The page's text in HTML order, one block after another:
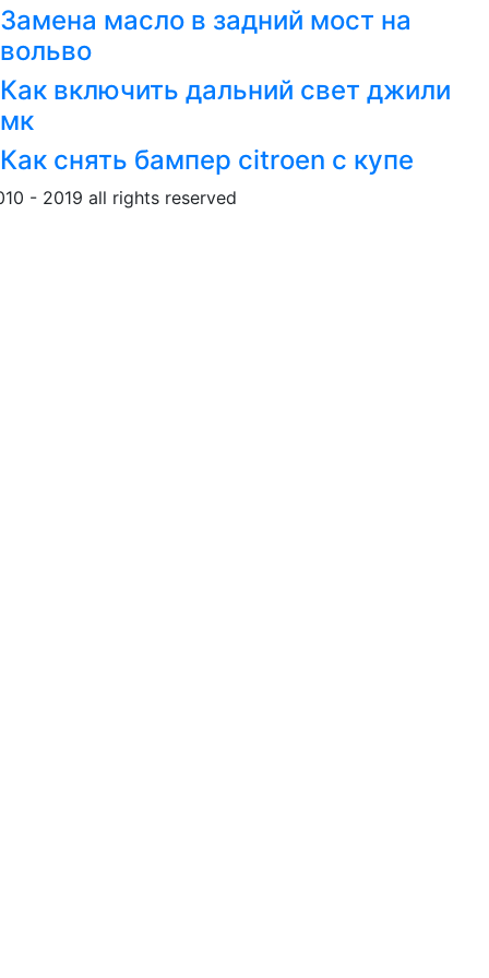
Замена масло в задний мост на
вольво
Как включить дальний свет джили
мк
Как снять бампер citroen c купе
- 2019 all rights reserved